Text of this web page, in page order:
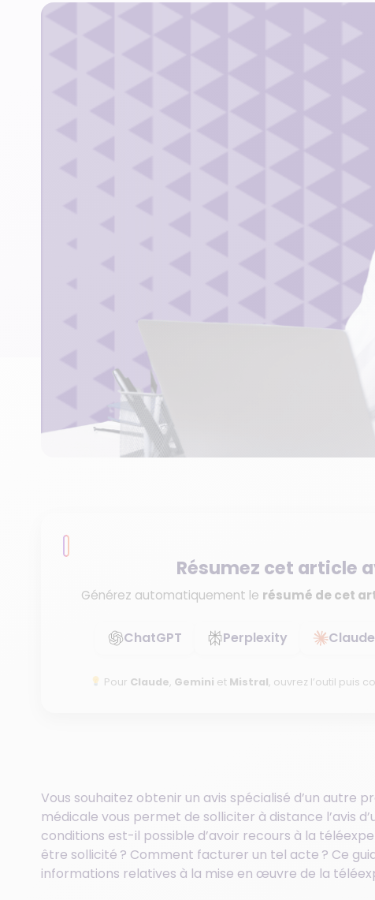
Résumez cet article
Générez automatiquement le résumé de cet
ChatGPT Perplexity Claude
Pour Claude, Gemini et Mistral, ouvrez l’outil puis
Vous souhaitez obtenir un avis spécialisé d’un autre
médicale vous permet de solliciter à distance l’avis
conditions est-il possible d’avoir recours à la
être sollicité ? Comment facturer un tel acte ? Ce
informations relatives à la mise en œuvre de la